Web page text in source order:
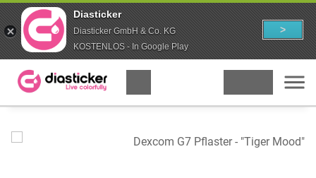
Diasticker
Diasticker GmbH & Co. KG
KOSTENLOS - In Google Play
>